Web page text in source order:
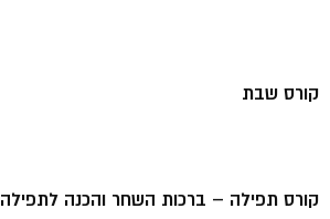
קורס שבת
קורס תפילה – ברכות השחר והכנה לתפילה